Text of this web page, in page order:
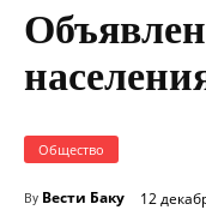
Общество
By Вести Баку 12